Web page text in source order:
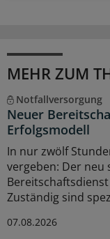
MEHR ZUM
Notfallversorgung
Neuer
Erfolgsmodell
In nur zwölf
vergeben: Der
Zuständig sind
07.08.2026